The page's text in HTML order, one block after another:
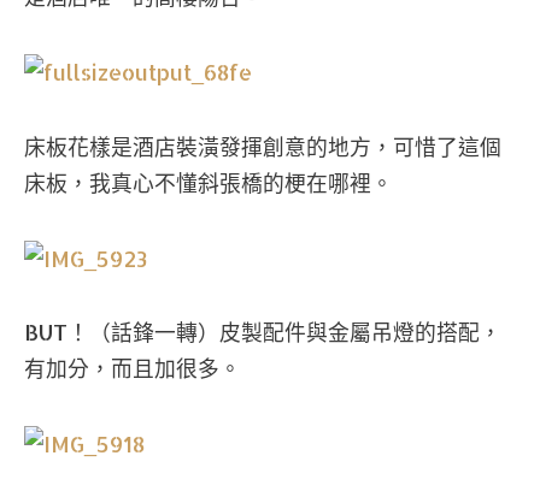
床板花樣是酒店裝潢發揮創意的地方，可惜了這個
床板，我真心不懂斜張橋的梗在哪裡。
BUT！（話鋒一轉）皮製配件與金屬吊燈的搭配，
有加分，而且加很多。